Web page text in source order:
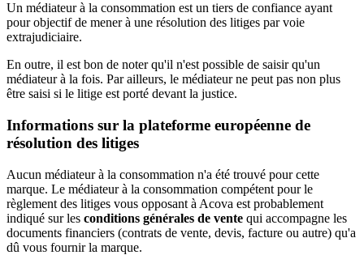
Un médiateur à la consommation est un tiers de confiance ayant
pour objectif de mener à une résolution des litiges par voie
extrajudiciaire.
En outre, il est bon de noter qu'il n'est possible de saisir qu'un
médiateur à la fois. Par ailleurs, le médiateur ne peut pas non plus
être saisi si le litige est porté devant la justice.
Informations sur la plateforme européenne de
résolution des litiges
Aucun médiateur à la consommation n'a été trouvé pour cette
marque. Le médiateur à la consommation compétent pour le
règlement des litiges vous opposant à Acova est probablement
indiqué sur les conditions générales de vente qui accompagne les
documents financiers (contrats de vente, devis, facture ou autre) qu'a
dû vous fournir la marque.